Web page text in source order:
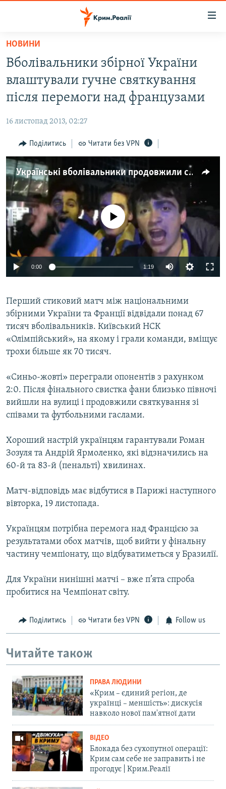
Перейти
основного
матеріалу
Перейти
до
основної
Перейти
до
пошуку
НОВИНИ
ВІДЕО ТА ФОТО
БЛОГИ
ПОГЛЯД
ІНТЕРВ'Ю
ВСЕ ЗА ДЕНЬ
СПЕЦПРОЕКТИ
ДЕПОРТАЦІЯ
ВІДЕОУРОКИ «ELIFBE»
СВІДЧЕННЯ ОКУПАЦІЇ
УКРАЇНСЬКА ПРОБЛЕМА КРИМУ
ЯК ОБІЙТИ БЛОКУВАННЯ
Русский
Qırımtatar
Усі сайти RFE/RL
НОВИНИ
Вболівальники збірної України
влаштували гучне святкування
після перемоги над французами
16 листопад 2013, 02:27
Поділитись Читати без VPN
Українські вболівальники продовжили святкувати перемогу над збірною Франції на вулицях Києва
No media source currently available
0:00 1:19
Перший стиковий матч між національними
збірними України та Франції відвідали понад 67
тисяч вболівальників. Київський НСК
«Олімпійський», на якому і грали команди, вміщує
трохи більше як 70 тисяч.
«Синьо-жовті» переграли опонентів з рахунком
2:0. Після фінального свистка фани близько півночі
вийшли на вулиці і продовжили святкування зі
співами та футбольними гаслами.
Хороший настрій українцям гарантували Роман
Зозуля та Андрій Ярмоленко, які відзначились на
60-й та 83-й (пенальті) хвилинах.
Матч-відповідь має відбутися в Парижі наступного
вівторка, 19 листопада.
Українцям потрібна перемога над Францією за
результатами обох матчів, щоб вийти у фінальну
частину чемпіонату, що відбуватиметься у Бразилії.
Для України нинішні матчі – вже п’ята спроба
пробитися на Чемпіонат світу.
Поділитись Читати без VPN Follow us
Читайте також
ПРАВА ЛЮДИНИ
«Крим – єдиний регіон, де
українці – меншість»: дискусія
навколо нової пам'ятної дати
ВІДЕО
Блокада без сухопутної операції:
Крим сам себе не заправить і не
прогодує | Крим.Реалії